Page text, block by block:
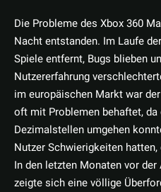
Die Probleme des Xbox 360
Nacht entstanden. Im Laufe
Spiele entfernt, Bugs blieben
Nutzererfahrung
im europäischen Markt war
oft mit Problemen behaftet,
Dezimalstellen umgehen
Nutzer Schwierigkeiten
In den letzten Monaten vor
zeigte sich eine völlige